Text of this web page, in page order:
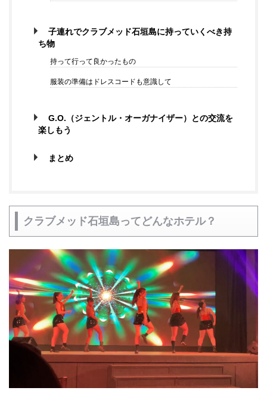
子連れでクラブメッド石垣島に持っていくべき持
ち物
持って行って良かったもの
服装の準備はドレスコードも意識して
G.O.（ジェントル・オーガナイザー）との交流を
楽しもう
まとめ
クラブメッド石垣島ってどんなホテル？